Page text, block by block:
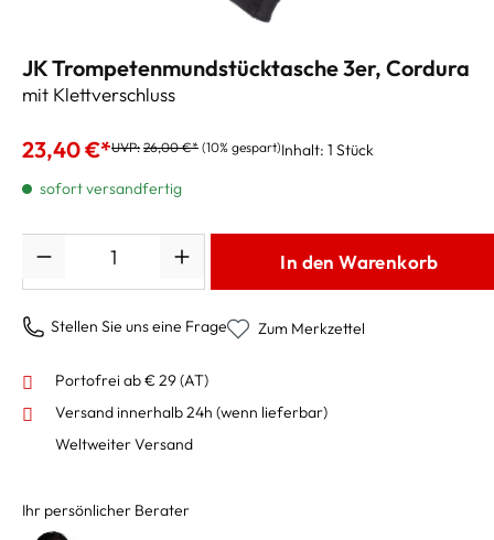
JK Trompetenmundstücktasche 3er, Cordura
mit Klettverschluss
23,40 €*UVP: 26,00 €* (10% gespart)Inhalt: 1 Stück
sofort versandfertig
In den Warenkorb
Stellen Sie uns eine Frage Zum Merkzettel
Portofrei ab € 29 (AT)
Versand innerhalb 24h (wenn lieferbar)
Weltweiter Versand
Ihr persönlicher Berater